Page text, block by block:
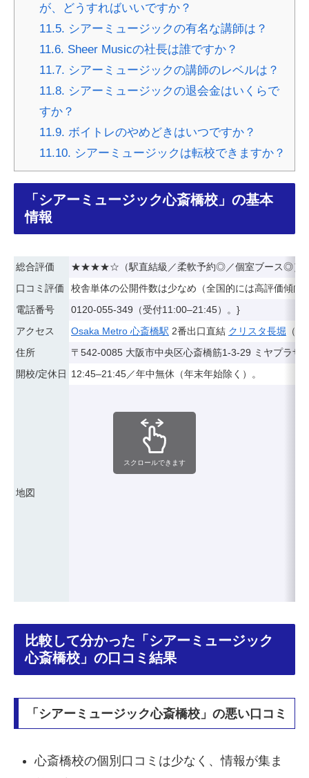
が、どうすればいいですか？
11.5. シアーミュージックの有名な講師は？
11.6. Sheer Musicの社長は誰ですか？
11.7. シアーミュージックの講師のレベルは？
11.8. シアーミュージックの退会金はいくらで
すか？
11.9. ボイトレのやめどきはいつですか？
11.10. シアーミュージックは転校できますか？
「シアーミュージック心斎橋校」の基本
情報
総合評価
★★★★☆（駅直結級／柔軟予約◎／個室ブース◎）
口コミ評価
校舎単体の公開件数は少なめ（全国的には高評価傾向
電話番号
0120-055-349（受付11:00–21:45）。}
アクセス
Osaka Metro 心斎橋駅 2番出口直結 クリスタ長堀 （
住所
〒542-0085 大阪市中央区心斎橋筋1-3-29 ミヤプラザ
開校/定休日 12:45–21:45／年中無休（年末年始除く）。
地図
スクロールできます
比較して分かった「シアーミュージック
心斎橋校」の口コミ結果
「シアーミュージック心斎橋校」の悪い口コミ
心斎橋校の個別口コミは少なく、情報が集ま